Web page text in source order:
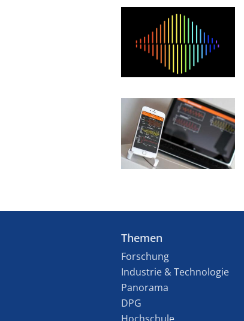
Themen
Forschung
Industrie & Technologie
Panorama
DPG